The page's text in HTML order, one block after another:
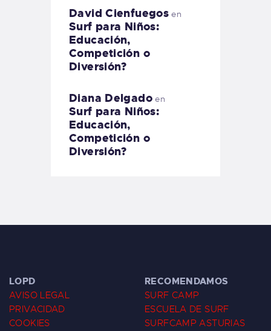
David Cienfuegos en
Surf para Niños:
Educación,
Competición o
Diversión?
Diana Delgadoen
Surf para Niños:
Educación,
Competición o
Diversión?
LOPD
AVISO LEGAL
PRIVACIDAD
COOKIES
RECOMENDAMOS
SURF CAMP
ESCUELA DE SURF
SURFCAMP ASTURIAS